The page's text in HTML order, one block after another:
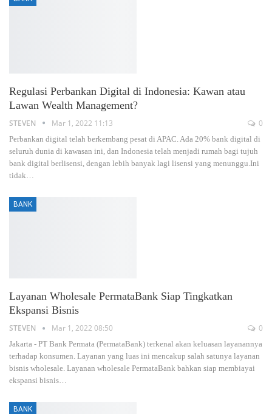
Regulasi Perbankan Digital di Indonesia: Kawan atau
Lawan Wealth Management?
STEVEN Mar 1, 2022 11:13 0
Perbankan digital telah berkembang pesat di APAC. Ada 20% bank digital di
seluruh dunia di kawasan ini, dan Indonesia telah menjadi rumah bagi tujuh
bank digital berlisensi, dengan lebih banyak lagi lisensi yang menunggu.Ini
tidak…
BANK
Layanan Wholesale PermataBank Siap Tingkatkan
Ekspansi Bisnis
STEVEN Mar 1, 2022 08:50 0
Jakarta - PT Bank Permata (PermataBank) terkenal akan keluasan layanannya
terhadap konsumen. Layanan yang luas ini mencakup salah satunya layanan
bisnis wholesale. Layanan wholesale PermataBank bahkan siap membiayai
ekspansi bisnis…
BANK